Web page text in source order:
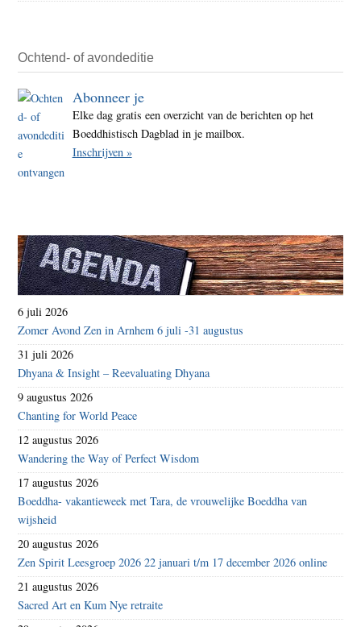
Ochtend- of avondeditie
Abonneer je
Elke dag gratis een overzicht van de berichten op het
Boeddhistisch Dagblad in je mailbox.
Inschrijven »
6 juli 2026
Zomer Avond Zen in Arnhem 6 juli -31 augustus
31 juli 2026
Dhyana & Insight – Reevaluating Dhyana
9 augustus 2026
Chanting for World Peace
12 augustus 2026
Wandering the Way of Perfect Wisdom
17 augustus 2026
Boeddha- vakantieweek met Tara, de vrouwelijke Boeddha van
wijsheid
20 augustus 2026
Zen Spirit Leesgroep 2026 22 januari t/m 17 december 2026 online
21 augustus 2026
Sacred Art en Kum Nye retraite